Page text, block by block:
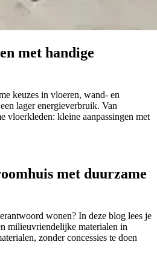
met handige
keuzes in vloeren, wand- en
lager energieverbruik. Van
vloerkleden: kleine aanpassingen met
met duurzame
wonen? In deze blog lees je
milieuvriendelijke materialen in
zonder concessies te doen